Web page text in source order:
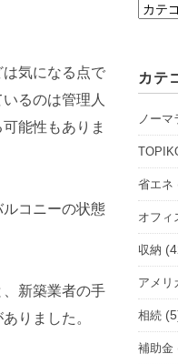
気になる点で
るのは管理人
能性もありま
コニーの状態
新築業者の手
りました。
支
ョ
ル
ー
を
選
択
カテ
ノーマ
省エネ
オフィ
収納
アメリ
相続
補助金